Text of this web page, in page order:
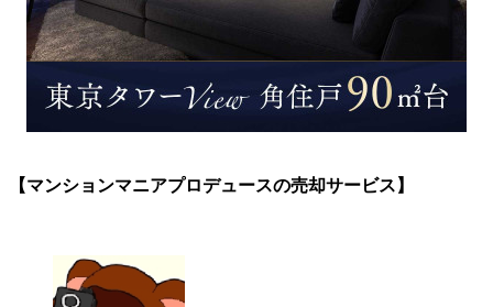
【マンションマニアプロデュースの売却サービス】